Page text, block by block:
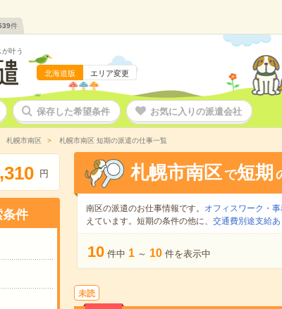
件
叶う
北海道版 エリア変更
保存した希望条件 お気に入りの派遣会社
札幌市南区 札幌市南区 短期の派遣の仕事一覧
310 円
件
札幌市南区 で短期
南区の派遣のお仕事情報です。 オフィスワーク・
えています。短期の条件の他に、 交通費別途支給あ
10 件中 1 ～ 10 件を表示中
未読